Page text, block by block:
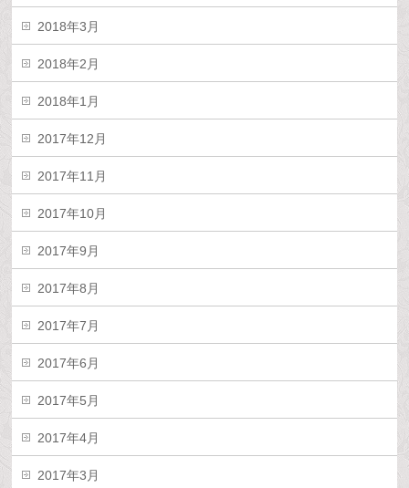
2018年3月
2018年2月
2018年1月
2017年12月
2017年11月
2017年10月
2017年9月
2017年8月
2017年7月
2017年6月
2017年5月
2017年4月
2017年3月